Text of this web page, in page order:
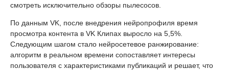
смотреть исключительно обзоры пылесосов.
По данным VK, после внедрения нейропрофиля время
просмотра контента в VK Клипах выросло на 5,5%.
Следующим шагом стало нейросетевое ранжирование:
алгоритм в реальном времени сопоставляет интересы
пользователя с характеристиками публикаций и решает, что